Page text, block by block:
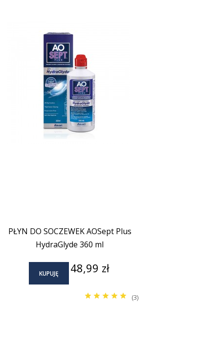
PŁYN DO SOCZEWEK AOSept Plus
HydraGlyde 360 ml
KUPUJĘ Cena
48,99 zł
(3)